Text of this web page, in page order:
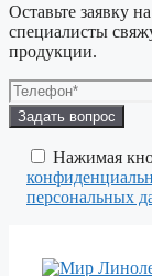
Оставьте заявку
специалисты
продукции.
Оставьте
это
поле
пустым.
Нажимая
персональных